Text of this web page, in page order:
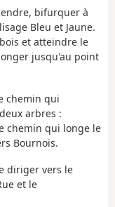
bifurquer à
Bleu et Jaune.
et atteindre le
jusqu'au point
chemin qui
arbres :
chemin qui longe le
Bournois.
diriger vers le
et le